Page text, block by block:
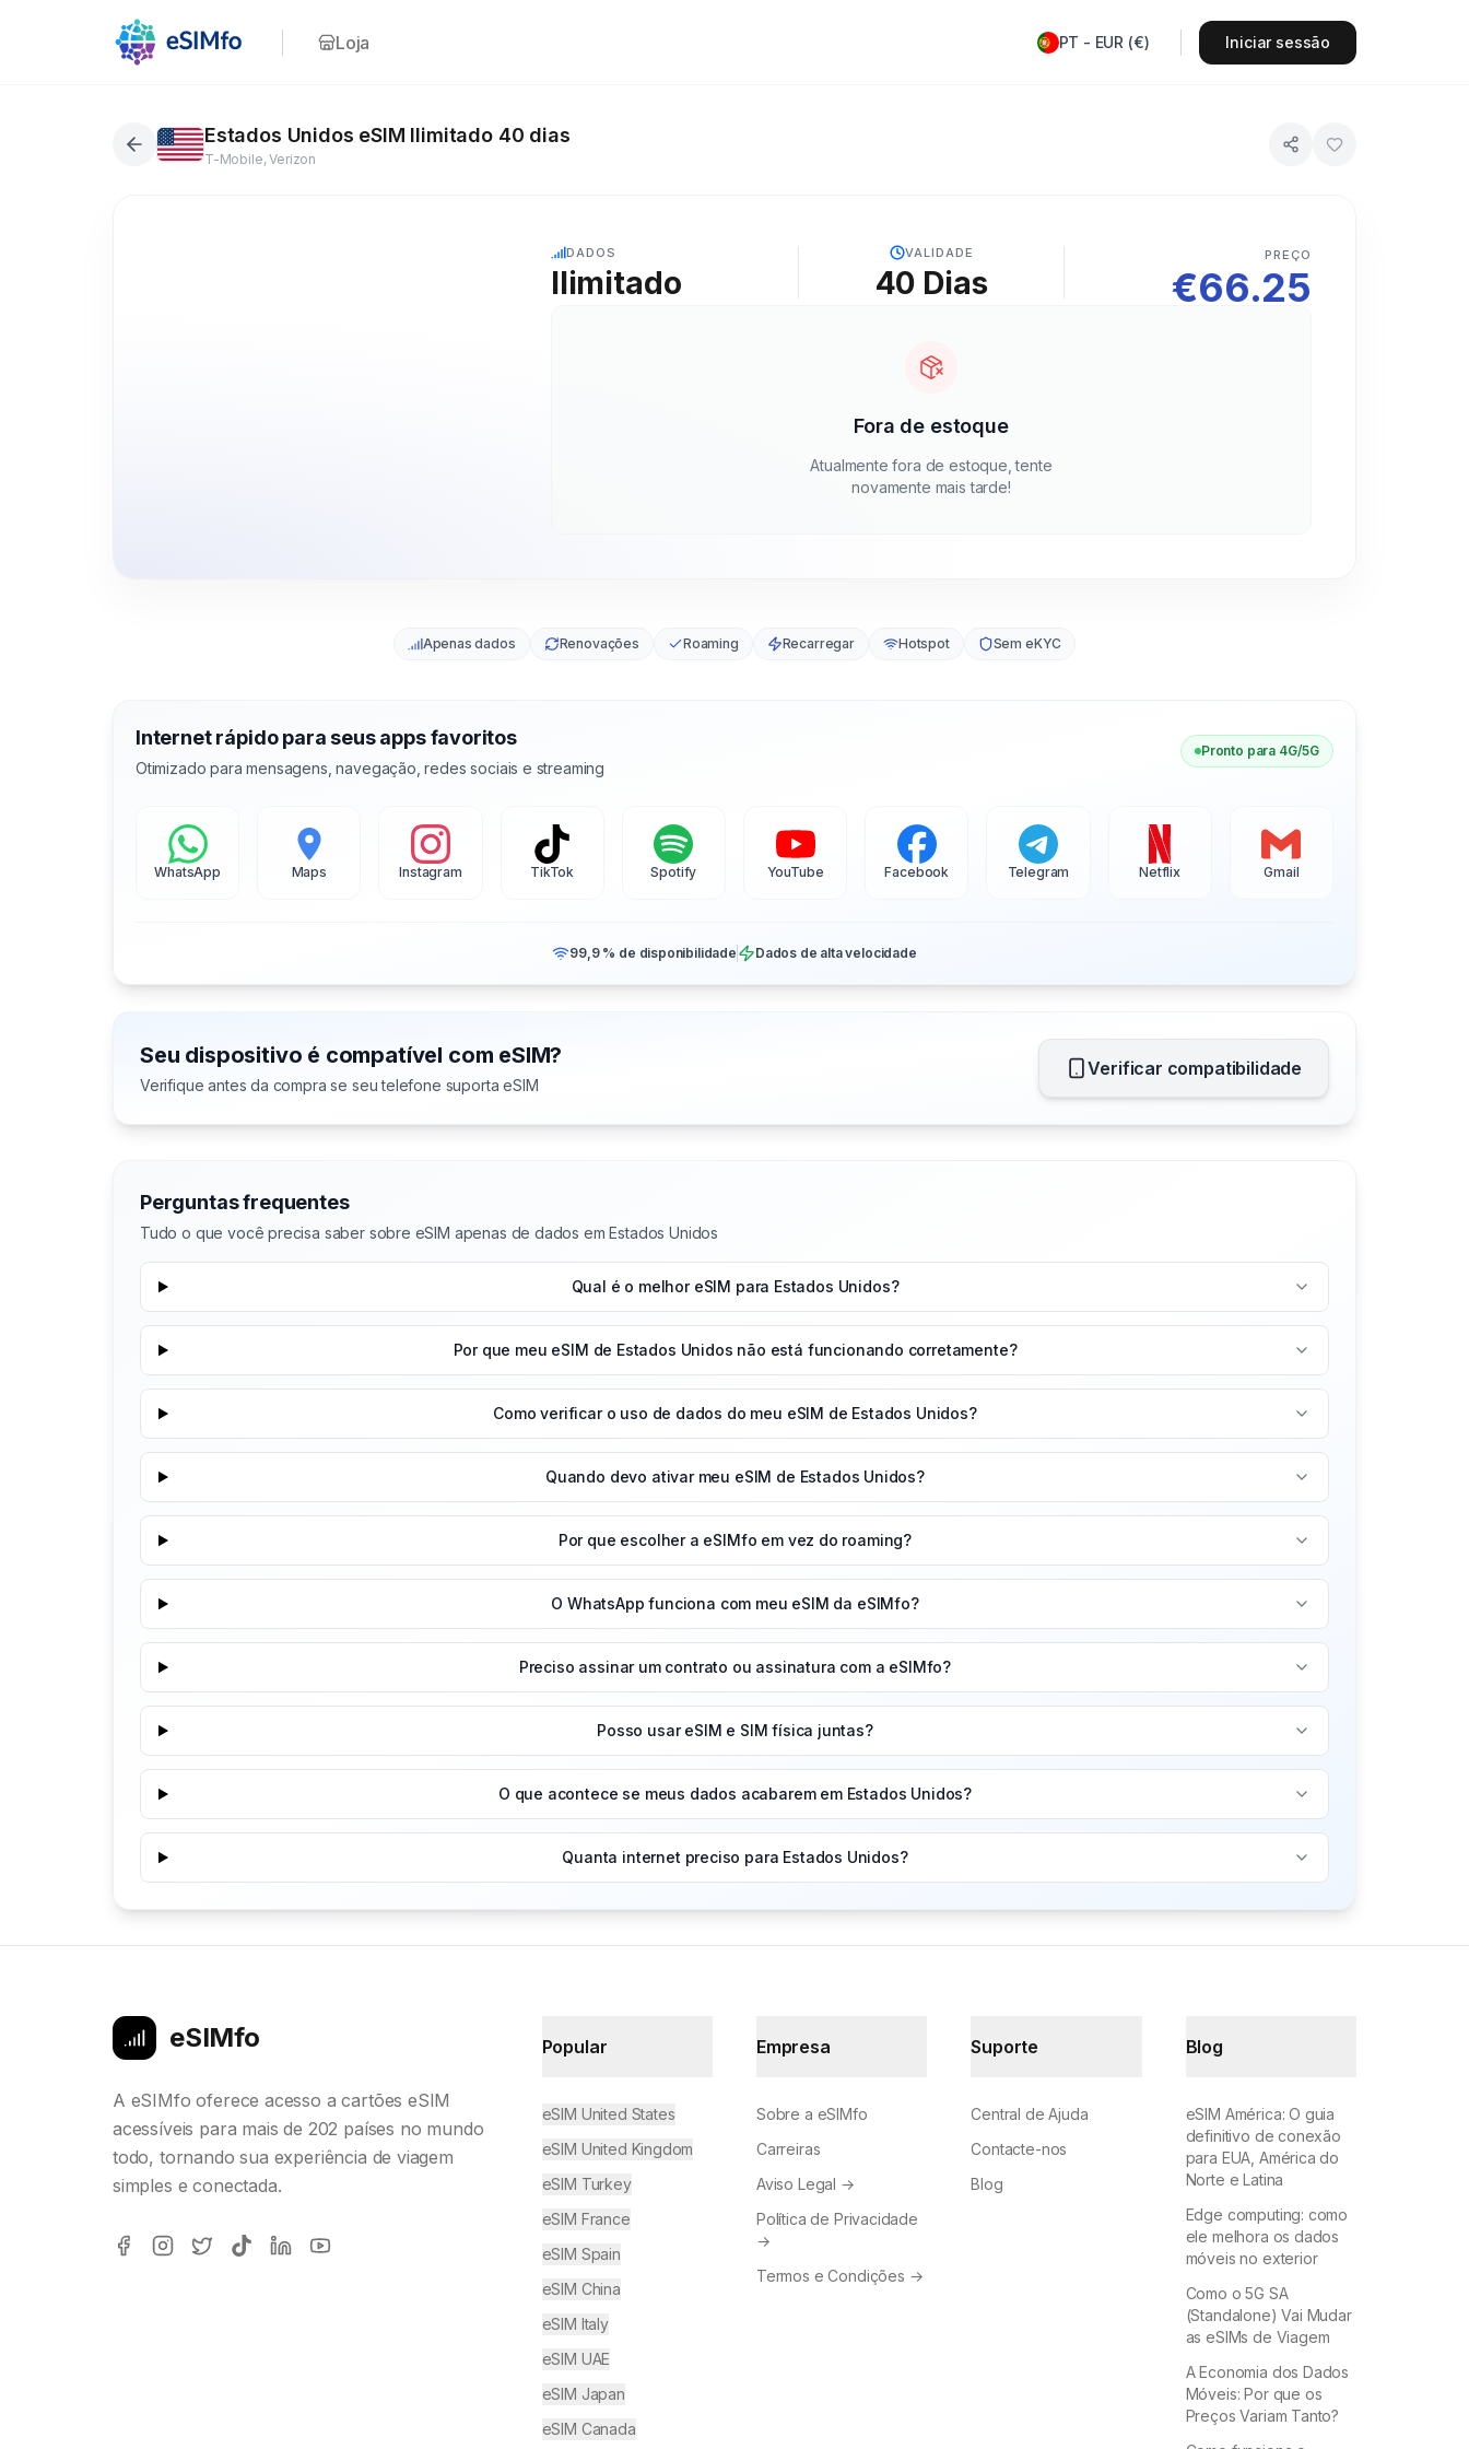
Loja PT - EUR (€) Iniciar sessão
Estados Unidos eSIM Ilimitado 40 dias
T-Mobile, Verizon
DADOS
Ilimitado
VALIDADE
40 Dias
PREÇO
€66.25
Fora de estoque
Atualmente fora de estoque, tente
novamente mais tarde!
Apenas dados Renovações Roaming Recarregar Hotspot Sem eKYC
Internet rápido para seus apps favoritos
Otimizado para mensagens, navegação, redes sociais e streaming
Pronto para 4G/5G
WhatsApp Maps Instagram TikTok Spotify YouTube Facebook Telegram Netflix Gmail
99,9 % de disponibilidade Dados de alta velocidade
Seu dispositivo é compatível com eSIM?
Verifique antes da compra se seu telefone suporta eSIM
Verificar compatibilidade
Perguntas frequentes
Tudo o que você precisa saber sobre eSIM apenas de dados em Estados Unidos
Qual é o melhor eSIM para Estados Unidos?
Por que meu eSIM de Estados Unidos não está funcionando corretamente?
Como verificar o uso de dados do meu eSIM de Estados Unidos?
Quando devo ativar meu eSIM de Estados Unidos?
Por que escolher a eSIMfo em vez do roaming?
O WhatsApp funciona com meu eSIM da eSIMfo?
Preciso assinar um contrato ou assinatura com a eSIMfo?
Posso usar eSIM e SIM física juntas?
O que acontece se meus dados acabarem em Estados Unidos?
Quanta internet preciso para Estados Unidos?
eSIMfo
A eSIMfo oferece acesso a cartões eSIM
acessíveis para mais de 202 países no mundo
todo, tornando sua experiência de viagem
simples e conectada.
Popular
eSIM United States
eSIM United Kingdom
eSIM Turkey
eSIM France
eSIM Spain
eSIM China
eSIM Italy
eSIM UAE
eSIM Japan
eSIM Canada
Empresa
Sobre a eSIMfo
Carreiras
Aviso Legal →
Política de Privacidade
→
Termos e Condições →
Suporte
Central de Ajuda
Contacte-nos
Blog
Blog
eSIM América: O guia
definitivo de conexão
para EUA, América do
Norte e Latina
Edge computing: como
ele melhora os dados
móveis no exterior
Como o 5G SA
(Standalone) Vai Mudar
as eSIMs de Viagem
A Economia dos Dados
Móveis: Por que os
Preços Variam Tanto?